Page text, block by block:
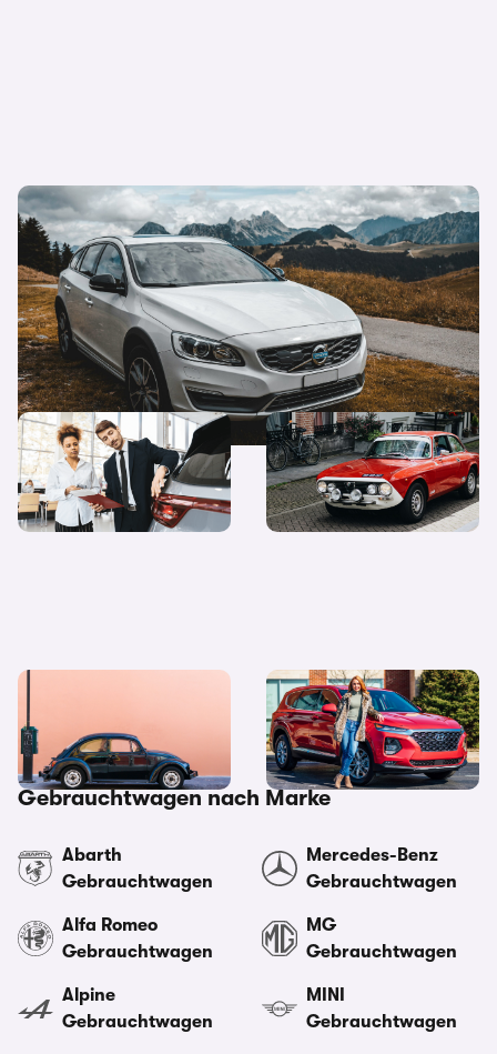
Kilometerstand – Wie viele km sollte ein
Gebrauchtwagen höchstens haben?
Gesetzliche Bestimmung:
Sachmängelhaftung beim
Gebrauchtwagen
Wo kann man am besten
Gebrauchtwagen kaufen?
Gebrauchtwagenkauf
Wann sollte man am besten
Gebrauchtwagen kaufen?
Gebrauchtwagen nach Marke
Abarth
Gebrauchtwagen
Alfa Romeo
Gebrauchtwagen
Alpine
Gebrauchtwagen
Mercedes-Benz
Gebrauchtwagen
MG
Gebrauchtwagen
MINI
Gebrauchtwagen